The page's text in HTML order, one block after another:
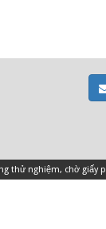
nghiệm, chờ giấy